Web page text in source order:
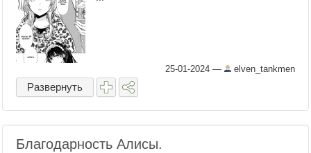
25-01-2024 — elven_tankmen
Развернуть
Благодарность Алисы.